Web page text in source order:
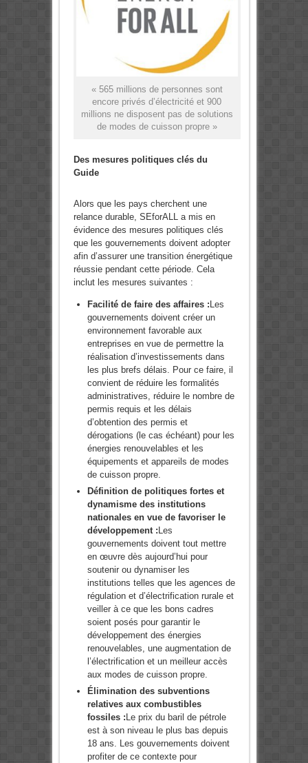
« 565 millions de personnes sont
encore privés d’électricité et 900
millions ne disposent pas de solutions
de modes de cuisson propre »
Des mesures politiques clés du
Guide
Alors que les pays cherchent une
relance durable, SEforALL a mis en
évidence des mesures politiques clés
que les gouvernements doivent adopter
afin d’assurer une transition énergétique
réussie pendant cette période. Cela
inclut les mesures suivantes :
Facilité de faire des affaires : Les
gouvernements doivent créer un
environnement favorable aux
entreprises en vue de permettre la
réalisation d’investissements dans
les plus brefs délais. Pour ce faire, il
convient de réduire les formalités
administratives, réduire le nombre de
permis requis et les délais
d’obtention des permis et
dérogations (le cas échéant) pour les
énergies renouvelables et les
équipements et appareils de modes
de cuisson propre.
Définition de politiques fortes et
dynamisme des institutions
nationales en vue de favoriser le
développement : Les
gouvernements doivent tout mettre
en œuvre dès aujourd’hui pour
soutenir ou dynamiser les
institutions telles que les agences de
régulation et d’électrification rurale et
veiller à ce que les bons cadres
soient posés pour garantir le
développement des énergies
renouvelables, une augmentation de
l’électrification et un meilleur accès
aux modes de cuisson propre.
Élimination des subventions
relatives aux combustibles
fossiles : Le prix du baril de pétrole
est à son niveau le plus bas depuis
18 ans. Les gouvernements doivent
profiter de ce contexte pour